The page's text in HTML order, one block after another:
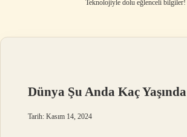
Yasal Uyarı
Teknolojiyle dolu eğlenceli bilgiler!
Dünya Şu Anda Kaç Yaşında
Tarih: Kasım 14, 2024